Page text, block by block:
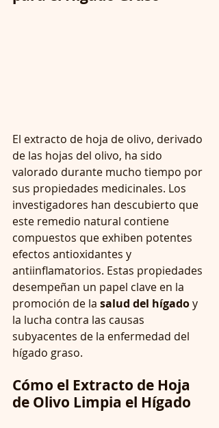
El extracto de hoja de olivo, derivado
de las hojas del olivo, ha sido
valorado durante mucho tiempo por
sus propiedades medicinales. Los
investigadores han descubierto que
este remedio natural contiene
compuestos que exhiben potentes
efectos antioxidantes y
antiinflamatorios. Estas propiedades
desempeñan un papel clave en la
promoción de la salud del hígado y
la lucha contra las causas
subyacentes de la enfermedad del
hígado graso.
Cómo el Extracto de Hoja
de Olivo Limpia el Hígado